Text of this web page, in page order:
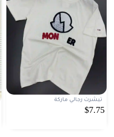
تيشرت رجالي ماركة
$7.75